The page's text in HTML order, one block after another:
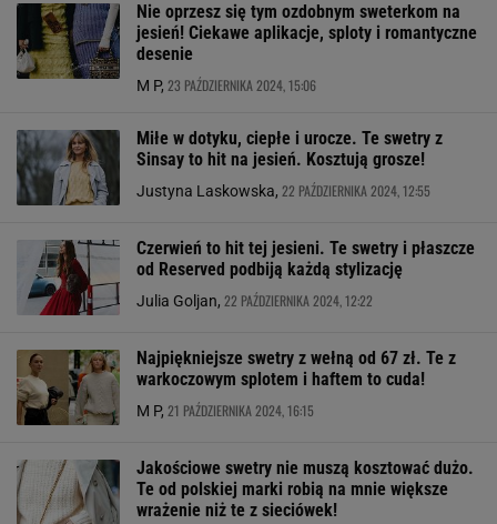
Nie oprzesz się tym ozdobnym sweterkom na
jesień! Ciekawe aplikacje, sploty i romantyczne
desenie
M P, 23 PAŹDZIERNIKA 2024, 15:06
Miłe w dotyku, ciepłe i urocze. Te swetry z
Sinsay to hit na jesień. Kosztują grosze!
Justyna Laskowska, 22 PAŹDZIERNIKA 2024, 12:55
Czerwień to hit tej jesieni. Te swetry i płaszcze
od Reserved podbiją każdą stylizację
Julia Goljan, 22 PAŹDZIERNIKA 2024, 12:22
Najpiękniejsze swetry z wełną od 67 zł. Te z
warkoczowym splotem i haftem to cuda!
M P, 21 PAŹDZIERNIKA 2024, 16:15
Jakościowe swetry nie muszą kosztować dużo.
Te od polskiej marki robią na mnie większe
wrażenie niż te z sieciówek!